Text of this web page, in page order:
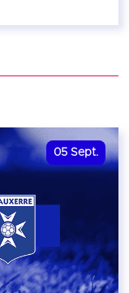
05 Sept.